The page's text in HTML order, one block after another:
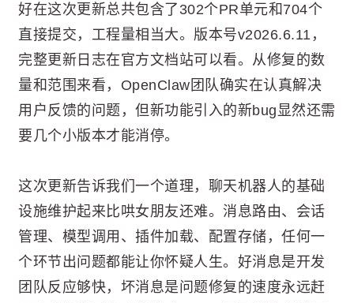
好在这次更新总共包含了302个PR单元和704个
直接提交，工程量相当大。版本号v2026.6.11，
完整更新日志在官方文档站可以看。从修复的数
量和范围来看，OpenClaw团队确实在认真解决
用户反馈的问题，但新功能引入的新bug显然还需
要几个小版本才能消停。
这次更新告诉我们一个道理，聊天机器人的基础
设施维护起来比哄女朋友还难。消息路由、会话
管理、模型调用、插件加载、配置存储，任何一
个环节出问题都能让你怀疑人生。好消息是开发
团队反应够快，坏消息是问题修复的速度永远赶